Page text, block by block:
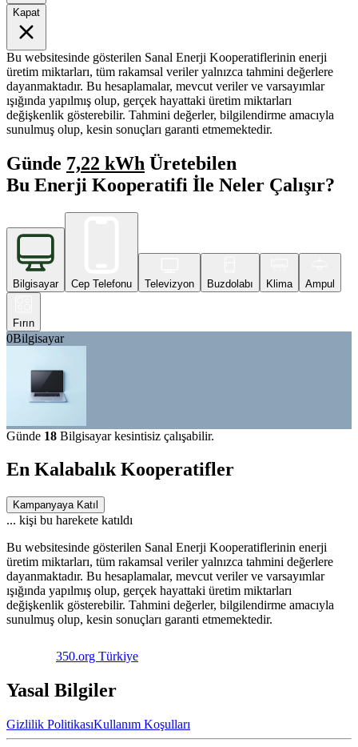
Kapat
Bu websitesinde gösterilen Sanal Enerji Kooperatiflerinin enerji
üretim miktarları, tüm rakamsal veriler yalnızca tahmini değerlere
dayanmaktadır. Bu hesaplamalar, mevcut veriler ve varsayımlar
ışığında yapılmış olup, gerçek hayattaki üretim miktarları
değişkenlik gösterebilir. Tahmini değerler, bilgilendirme amacıyla
sunulmuş olup, kesin sonuçları garanti etmemektedir.
Günde 7,22 kWh Üretebilen
Bu Enerji Kooperatifi İle Neler Çalışır?
Bilgisayar Cep Telefonu Televizyon Buzdolabı Klima Ampul
Fırın
0Bilgisayar
Günde 18 Bilgisayar kesintisiz çalışabilir.
En Kalabalık Kooperatifler
Kampanyaya Katıl
... kişi bu harekete katıldı
Bu websitesinde gösterilen Sanal Enerji Kooperatiflerinin enerji
üretim miktarları, tüm rakamsal veriler yalnızca tahmini değerlere
dayanmaktadır. Bu hesaplamalar, mevcut veriler ve varsayımlar
ışığında yapılmış olup, gerçek hayattaki üretim miktarları
değişkenlik gösterebilir. Tahmini değerler, bilgilendirme amacıyla
sunulmuş olup, kesin sonuçları garanti etmemektedir.
350.org Türkiye
Yasal Bilgiler
Gizlilik PolitikasıKullanım Koşulları